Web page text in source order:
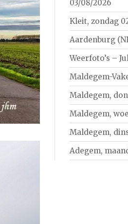
03/08/2026
Kleit, zondag
Aardenburg
Weerfoto’s –
Maldegem-
Maldegem,
Maldegem,
Maldegem,
Adegem,